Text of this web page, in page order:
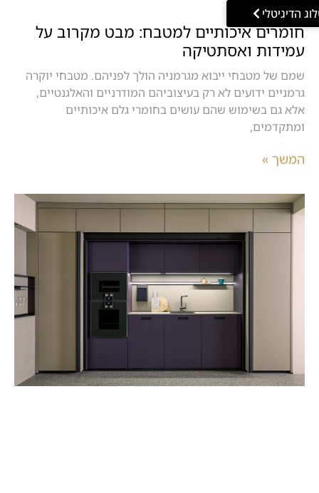
חומרים איכותיים למטבח: מבט מקרוב על
עמידות ואסתטיקה
שמם של מטבחי ייבוא מגרמניה הולך לפניהם. מטבחי יוקרה
גרמניים ידועים לא רק בעיצוביהם המודרניים והאלגנטיים,
אלא גם בשימוש שהם עושים בחומרי גלם איכותיים
ומתקדמים,
המשך »
הדיגיטלי